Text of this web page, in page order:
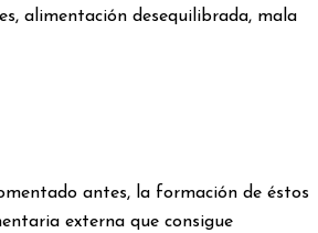
alimentación desequilibrada, mala
antes, la formación de éstos
externa que consigue